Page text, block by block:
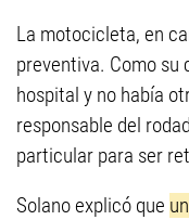
La motocicleta, en
preventiva. Como su
hospital y no había
responsable del
particular para ser
Solano explicó que